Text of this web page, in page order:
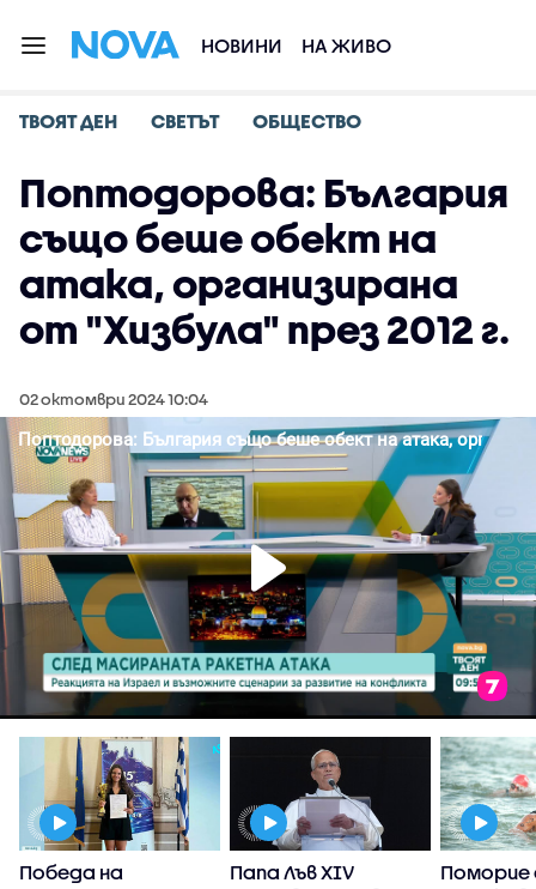
НОВИНИ НА ЖИВО
ТВОЯТ ДЕН СВЕТЪТ ОБЩЕСТВО
Поптодорова: България
също беше обект на
атака, организирана
от "Хизбула" през 2012 г.
02 октомври 2024 10:04
Победа на
Папа Лъв XIV
Поморие